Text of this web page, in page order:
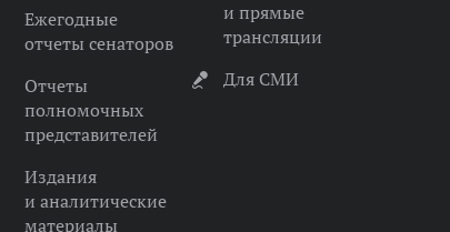
Ежегодные
отчеты сенаторов
Отчеты
полномочных
представителей
Издания
и аналитические
материалы
и прямые
трансляции
Для СМИ